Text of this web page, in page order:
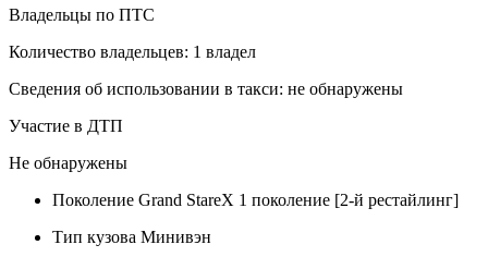
Владельцы по ПТС
Количество владельцев: 1 владел
Сведения об использовании в такси: не обнаружены
Участие в ДТП
Не обнаружены
Поколение Grand StareX 1 поколение [2-й рестайлинг]
Тип кузова Минивэн